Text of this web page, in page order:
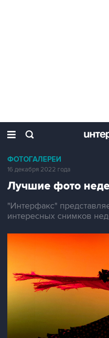
ФОТОГАЛЕРЕИ
16 декабря 2022 года
Лучшие фото
"Интерфакс"
интересных снимков